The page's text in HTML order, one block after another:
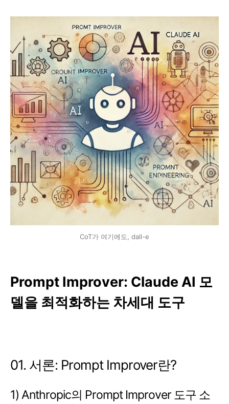
CoT가 여기에도, dall-e
Prompt Improver: Claude AI 모
델을 최적화하는 차세대 도구
01. 서론: Prompt Improver란?
1) Anthropic의 Prompt Improver 도구 소